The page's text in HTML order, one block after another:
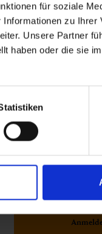
für soziale
zu Ihrer
Unsere Partner
haben oder die sie